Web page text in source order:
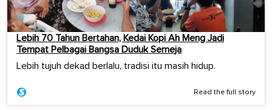
Lebih 70 Tahun Bertahan, Kedai Kopi Ah Meng Jadi
Tempat Pelbagai Bangsa Duduk Semeja
Lebih tujuh dekad berlalu, tradisi itu masih hidup.
Read the full story